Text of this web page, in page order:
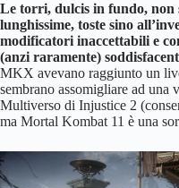
Le torri, dulcis in fundo, non
lunghissime, toste sino
modificatori inaccettabili e
(anzi raramente)
MKX avevano raggiunto un
sembrano assomigliare ad una
Multiverso di Injustice 2
ma Mortal Kombat 11 è una